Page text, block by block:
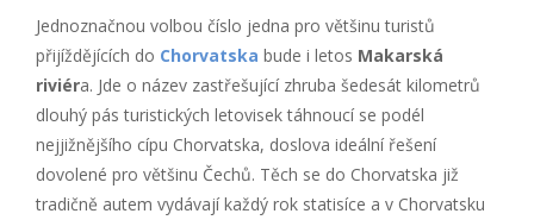
Jednoznačnou volbou číslo jedna pro většinu turistů
přijíždějících do Chorvatska bude i letos Makarská
riviéra. Jde o název zastřešující zhruba šedesát kilometrů
dlouhý pás turistických letovisek táhnoucí se podél
nejjižnějšího cípu Chorvatska, doslova ideální řešení
dovolené pro většinu Čechů. Těch se do Chorvatska již
tradičně autem vydávají každý rok statisíce a v Chorvatsku